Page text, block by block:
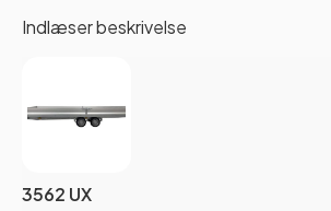
Indlæser beskrivelse
3562 UX